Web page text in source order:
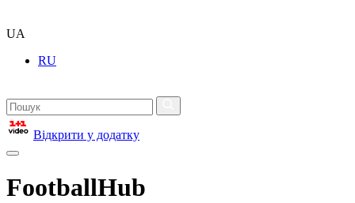
UA
RU
Відкрити у додатку
FootballHub